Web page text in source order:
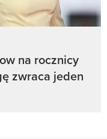
na rocznicy
zwraca jeden